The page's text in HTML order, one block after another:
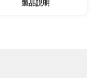
製品説明